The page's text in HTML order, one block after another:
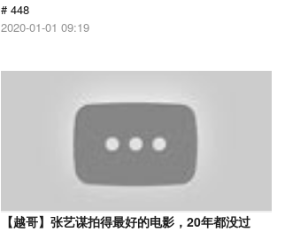
# 448
2020-01-01 09:19
【越哥】张艺谋拍得最好的电影，20年都没过